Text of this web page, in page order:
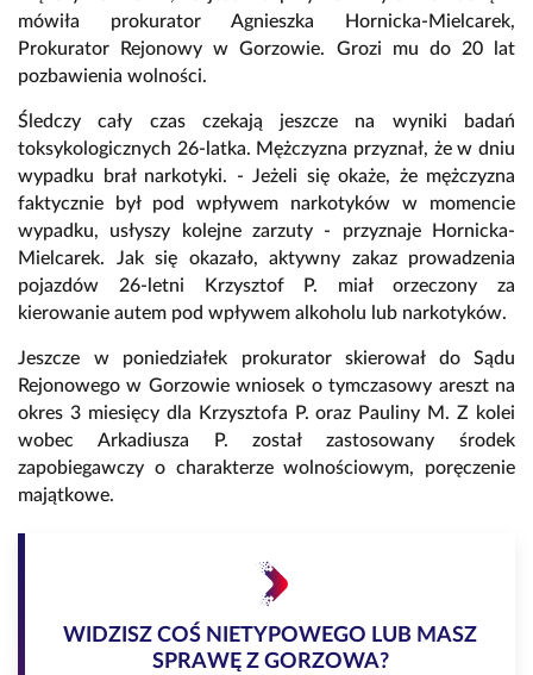
mówiła prokurator Agnieszka Hornicka-Mielcarek,
Prokurator Rejonowy w Gorzowie. Grozi mu do 20 lat
pozbawienia wolności.
Śledczy cały czas czekają jeszcze na wyniki badań
toksykologicznych 26-latka. Mężczyzna przyznał, że w dniu
wypadku brał narkotyki. - Jeżeli się okaże, że mężczyzna
faktycznie był pod wpływem narkotyków w momencie
wypadku, usłyszy kolejne zarzuty - przyznaje Hornicka-
Mielcarek. Jak się okazało, aktywny zakaz prowadzenia
pojazdów 26-letni Krzysztof P. miał orzeczony za
kierowanie autem pod wpływem alkoholu lub narkotyków.
Jeszcze w poniedziałek prokurator skierował do Sądu
Rejonowego w Gorzowie wniosek o tymczasowy areszt na
okres 3 miesięcy dla Krzysztofa P. oraz Pauliny M. Z kolei
wobec Arkadiusza P. został zastosowany środek
zapobiegawczy o charakterze wolnościowym, poręczenie
majątkowe.
WIDZISZ COŚ NIETYPOWEGO LUB MASZ
SPRAWĘ Z GORZOWA?